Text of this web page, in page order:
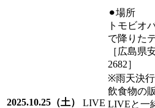
2025.10.25（土） LIVE
⚫︎場所
トモビオ
で降りた
［広島県
2682］
※雨天決
飲食物の
LIVEと一